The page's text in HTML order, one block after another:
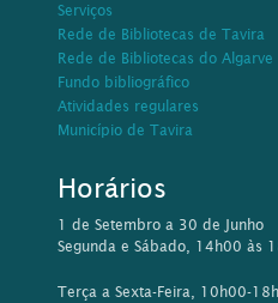
Serviços
Rede de Bibliotecas de Tavira
Rede de Bibliotecas do Algarve
Fundo bibliográfico
Atividades regulares
Município de Tavira
Horários
1 de Setembro a 30 de Junho
Segunda e Sábado, 14h00 às
Terça a Sexta-Feira, 10h00-